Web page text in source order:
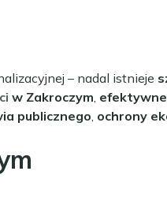
– nadal istnieje
w Zakroczym
publicznego ochrony